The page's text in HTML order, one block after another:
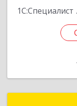
1С:Специалист